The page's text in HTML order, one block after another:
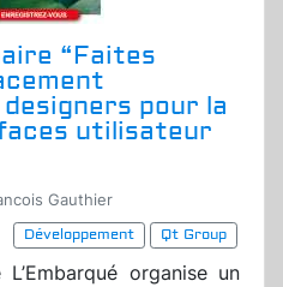
“Faites
pour la
utilisateur
Gauthier
Développement
Qt Group
organise un